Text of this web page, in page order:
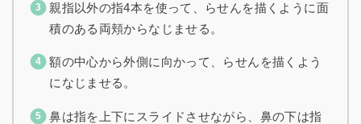
親指以外の指4本を使って、らせんを描くように面
積のある両頬からなじませる。
額の中心から外側に向かって、らせんを描くよう
になじませる。
鼻は指を上下にスライドさせながら、鼻の下は指